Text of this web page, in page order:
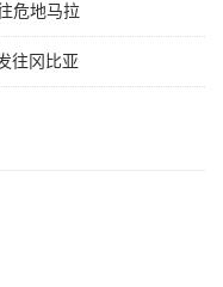
危地马拉
往冈比亚